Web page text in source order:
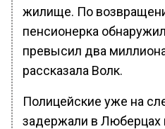
жилище. По
пенсионерка
превысил два
рассказала Волк.
Полицейские уже на
задержали в Люберцах